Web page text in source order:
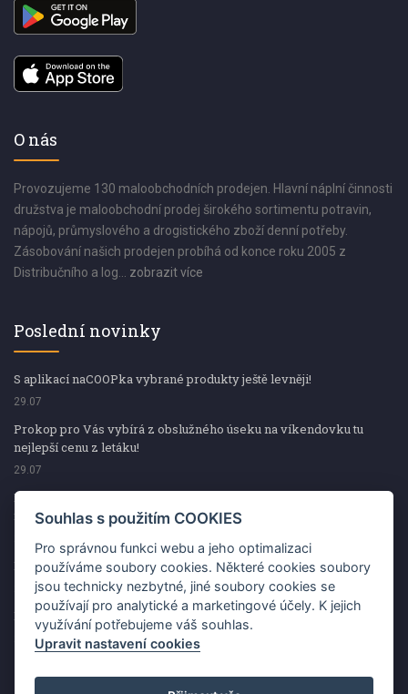
O nás
Provozujeme 130 maloobchodních prodejen. Hlavní náplní činnosti
družstva je maloobchodní prodej širokého sortimentu potravin,
nápojů, průmyslového a drogistického zboží denní potřeby.
Zásobování našich prodejen probíhá od konce roku 2005 z
Distribučního a log... zobrazit více
Poslední novinky
S aplikací naCOOPka vybrané produkty ještě levněji!
29.07
Prokop pro Vás vybírá z obslužného úseku na víkendovku tu
nejlepší cenu z letáku!
29.07
Prokop pro Vás vybírá z obslužného úseku na víkendovku tu
nejlepší cenu z letáku!
Kup špekáčky od Váhaly a vyhraj s naCOOPkou sekerku Fiskars
29.07
Prokop pro Vás vybírá na víkendovku ty nejlepší ceny z letáku!
29.07
Souhlas s použitím COOKIES
Pro správnou funkci webu a jeho optimalizaci
používáme soubory cookies. Některé cookies soubory
jsou technicky nezbytné, jiné soubory cookies se
používají pro analytické a marketingové účely. K jejich
využívání potřebujeme váš souhlas.
Upravit nastavení cookies